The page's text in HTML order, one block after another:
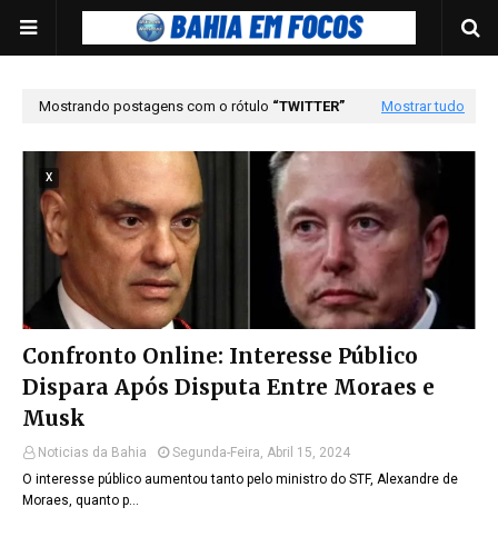
Mostrando postagens com o rótulo TWITTER Mostrar tudo
X
Confronto Online: Interesse Público
Dispara Após Disputa Entre Moraes e
Musk
Noticias da Bahia
Segunda-Feira, Abril 15, 2024
O interesse público aumentou tanto pelo ministro do STF, Alexandre de
Moraes, quanto p…